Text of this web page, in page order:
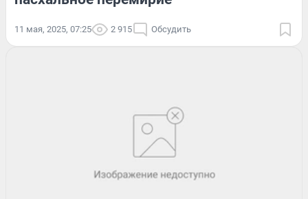
11 мая, 2025, 07:25 2 915 Обсудить